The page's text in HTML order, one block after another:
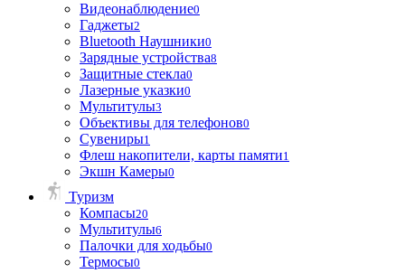
Видеонаблюдение0
Гаджеты2
Bluetooth Наушники0
Зарядные устройства8
Защитные стекла0
Лазерные указки0
Мультитулы3
Объективы для телефонов0
Сувениры1
Флеш накопители, карты памяти1
Экшн Камеры0
Туризм
Компасы20
Мультитулы6
Палочки для ходьбы0
Термосы0